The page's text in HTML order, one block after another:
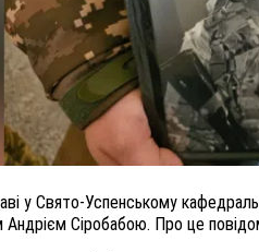
у Свято-Успенському
Сіробабою. Про це
РОЗШУКУЄ 62-РІЧНУ